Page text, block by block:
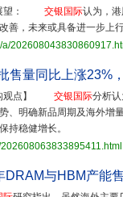
望： 交银国际认为，
善，未来或具备进一步上
a/
售量同比上涨23%
构观点】 交银国际分析
、明确新品周期及海外增
持稳健增长。
DRAM与HBM产能